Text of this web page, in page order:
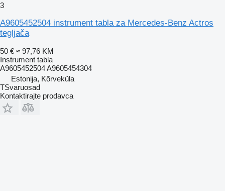
3
A9605452504 instrument tabla za Mercedes-Benz Actros
tegljača
50 € ≈ 97,76 KM
Instrument tabla
A9605452504 A9605454304
Estonija, Kõrveküla
TSvaruosad
Kontaktirajte prodavca